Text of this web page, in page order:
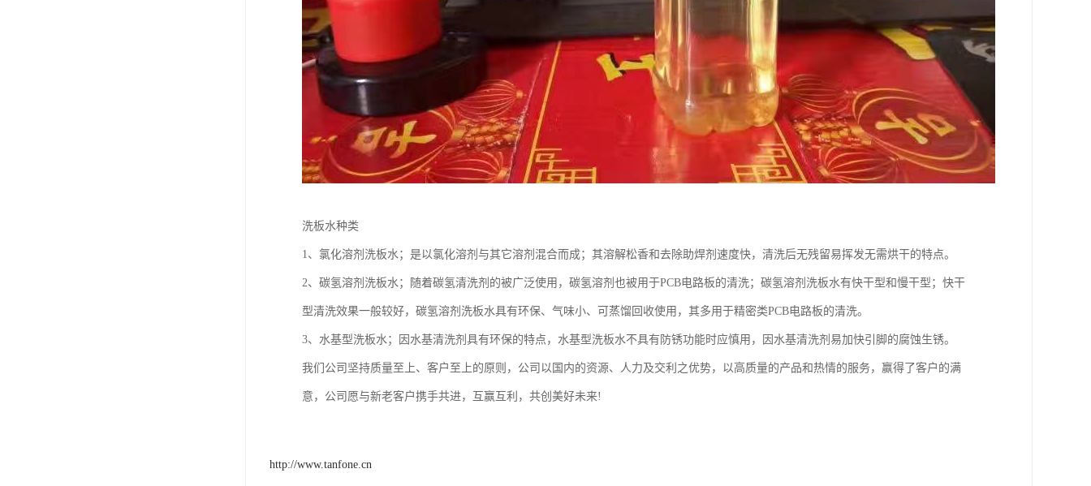
洗板水种类
1、氯化溶剂洗板水；是以氯化溶剂与其它溶剂混合而成；其溶解松香和去除助焊剂速度快，清洗后无残留易挥发无需烘干的特点。
2、碳氢溶剂洗板水；随着碳氢清洗剂的被广泛使用，碳氢溶剂也被用于PCB电路板的清洗；碳氢溶剂洗板水有快干型和慢干型；快干
型清洗效果一般较好，碳氢溶剂洗板水具有环保、气味小、可蒸馏回收使用，其多用于精密类PCB电路板的清洗。
3、水基型洗板水；因水基清洗剂具有环保的特点，水基型洗板水不具有防锈功能时应慎用，因水基清洗剂易加快引脚的腐蚀生锈。
我们公司坚持质量至上、客户至上的原则，公司以国内的资源、人力及交利之优势，以高质量的产品和热情的服务，赢得了客户的满
意，公司愿与新老客户携手共进，互赢互利，共创美好未来!
http://www.tanfone.cn